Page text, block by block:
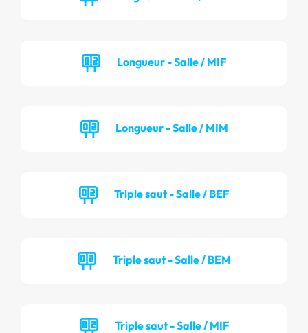
Longueur - Salle / MIF
Longueur - Salle / MIM
Triple saut - Salle / BEF
Triple saut - Salle / BEM
Triple saut - Salle / MIF